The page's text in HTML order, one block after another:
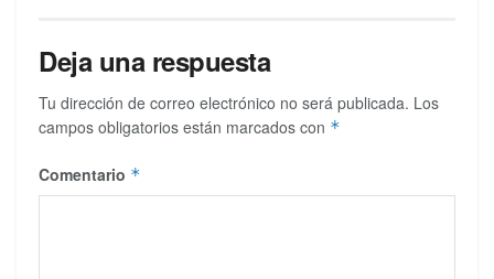
Deja una respuesta
Tu dirección de correo electrónico no será publicada. Los
campos obligatorios están marcados con *
Comentario *